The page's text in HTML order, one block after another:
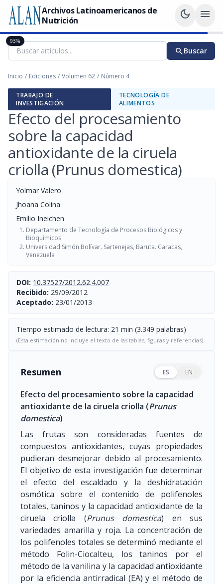
Archivos Latinoamericanos de
Nutrición
dark_mode menu
searchBuscar
Inicio / Ediciones / Volumen 62 / Número 4
TRABAJO DE
INVESTIGACIÓN
TECNOLOGÍA DE
ALIMENTOS
Efecto del procesamiento
sobre la capacidad
antioxidante de la ciruela
criolla (Prunus domestica)
Yolmar Valero
Jhoana Colina
Emilio Ineichen
Departamento de Tecnología de Procesos Biológicos y
Bioquímicos
Universidad Simón Bolívar. Sartenejas, Baruta. Caracas,
Venezuela
DOI: 10.37527/2012.62.4.007
Recibido: 29/09/2012
Aceptado: 23/01/2013
Tiempo estimado de lectura: 21 min (3.349 palabras)
(Esta estimación no incluye el texto de las tablas, figuras y referencias)
Resumen ES EN
Efecto del procesamiento sobre la capacidad
antioxidante de la ciruela criolla (Prunus
domestica)
Las frutas son consideradas fuentes de
compuestos antioxidantes, cuyas propiedades
pudieran desmejorar debido al procesamiento.
El objetivo de esta investigación fue determinar
el efecto del escaldado y la deshidratación
osmótica sobre el contenido de polifenoles
totales, taninos y la capacidad antioxidante de la
ciruela criolla (Prunus domestica) en sus
variedades amarilla y roja. La concentración de
los polifenoles totales se determinó mediante el
método Folin-Ciocalteu, los taninos por el
método de la vanilina y la capacidad antioxidante
por la eficiencia antirradical (EA) y el método de
93%